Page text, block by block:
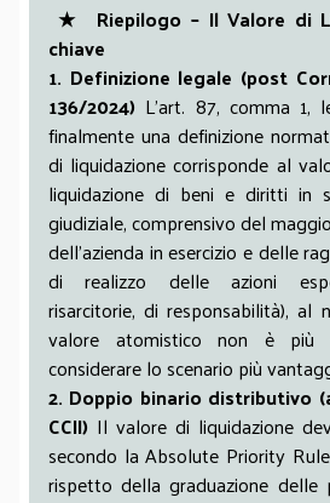
★ Riepilogo – Il Valore di
chiave
1. Definizione legale (post
136/2024) L’art. 87, comma 1,
finalmente una definizione
di liquidazione corrisponde al
liquidazione di beni e diritti in
giudiziale, comprensivo del
dell’azienda in esercizio e delle
di realizzo delle azioni
risarcitorie, di responsabilità),
valore atomistico non è più
considerare lo scenario più
2. Doppio binario distributivo
CCII) Il valore di liquidazione
secondo la Absolute Priority
rispetto della graduazione delle